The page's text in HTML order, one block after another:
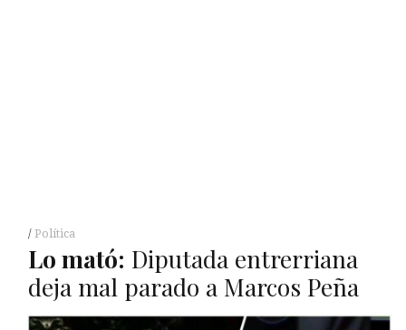
Política
Lo mató: Diputada entrerriana
deja mal parado a Marcos Peña